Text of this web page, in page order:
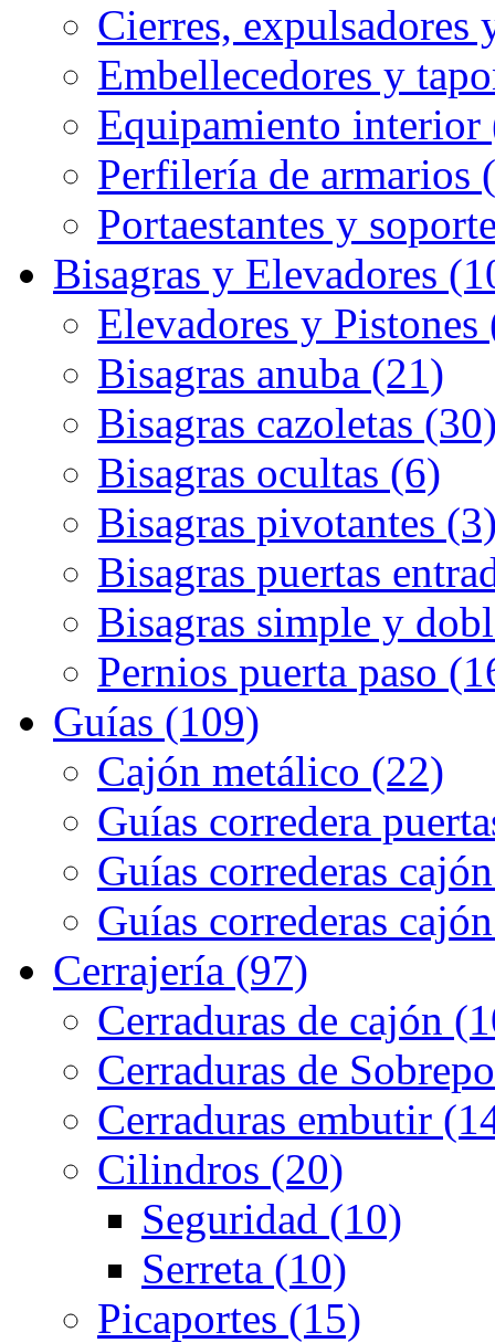
Cierres, expulsadores
Embellecedores y
Equipamiento interior
Perfilería de armarios
Portaestantes y
Bisagras y Elevadores
Elevadores y Pistones
Bisagras anuba (21)
Bisagras cazoletas
Bisagras ocultas (6)
Bisagras pivotantes
Bisagras puertas
Bisagras simple y
Pernios puerta paso
Guías (109)
Cajón metálico (22)
Guías corredera
Guías correderas
Guías correderas
Cerrajería (97)
Cerraduras de cajón
Cerraduras de
Cerraduras embutir
Cilindros (20)
Seguridad (10)
Serreta (10)
Picaportes (15)